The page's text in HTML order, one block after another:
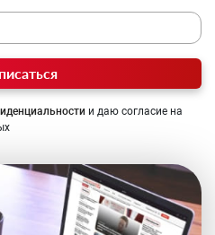
и даю согласие на